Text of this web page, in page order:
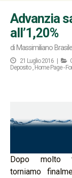
Advanzia
all’1,20%
di Massimiliano Brasile
21 Luglio 2016 |
Deposito , Home Page -
Dopo molto
torniamo